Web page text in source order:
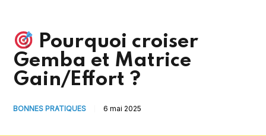
Pourquoi croiser
Gemba et Matrice
Gain/Effort ?
BONNES PRATIQUES 6 mai 2025